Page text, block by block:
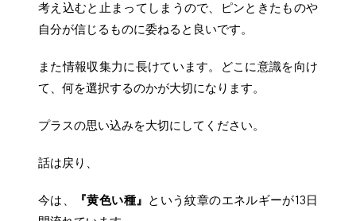
考え込むと止まってしまうので、ピンときたものや
自分が信じるものに委ねると良いです。
また情報収集力に長けています。どこに意識を向け
て、何を選択するのかが大切になります。
プラスの思い込みを大切にしてください。
話は戻り、
今は、 『黄色い種』 という紋章のエネルギーが13日